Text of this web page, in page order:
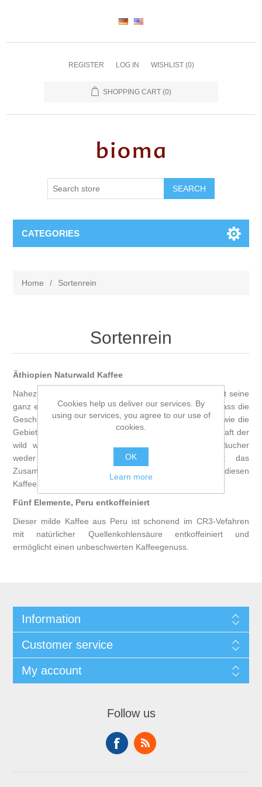
REGISTER LOG IN WISHLIST (0)
SHOPPING CART (0)
SEARCH
CATEGORIES
Home / Sortenrein
Sortenrein
Äthiopien Naturwald Kaffee
Nahezu jedes Gebiet des äthiopischen Regenwaldes hat seine
ganz eigenen Böden und klimatischen Verhältnisse, so dass die
Geschmacksnoten der Kaffeebohnen so individuell sind wie die
Gebiete, aus denen sie stammen. Im Aroma steckt die Kraft der
wild wachsenden Bohnen Coffea Arabica, deren Sträucher
weder bearbeit noch verjüngt werden. Es ist das
Zusammenspiel aus Würze und milder Säure, die diesen
Kaffee anders schmecken lässt als jeden anderen.
Fünf Elemente, Peru entkoffeiniert
Dieser milde Kaffee aus Peru ist schonend im CR3-Vefahren
mit natürlicher Quellenkohlensäure entkoffeiniert und
ermöglicht einen unbeschwerten Kaffeegenuss.
Information
Customer service
My account
Follow us
Cookies help us deliver our services. By
using our services, you agree to our use of
cookies.
OK
Learn more